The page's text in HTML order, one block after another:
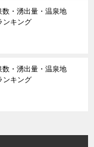
数・湧出量・温泉地
ンキング
数・湧出量・温泉地
ンキング